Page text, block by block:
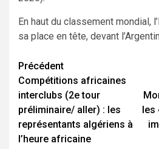
En haut du classement mondial,
sa place en tête, devant
Navigation
d’article
Précédent
Compétitions africaines
interclubs (2e tour
préliminaire/ aller) : les
représentants algériens à
l’heure africaine